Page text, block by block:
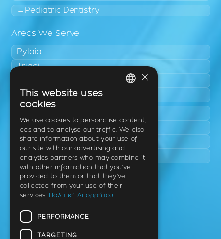
Pediatric Dentistry
Areas We Serve
Pylaia
Triadi
Epanomi
Kalamaria
Panorama
Charilaou
Clinic
Th. Litsa 10 – Tavaki (corner),
Thermi – Thessaloniki
Postal Code 57001
ENGLISH
GERMAN
×
This website uses
cookies
We use cookies to personalise content,
ads and to analyse our traffic. We also
share information about your use of
our site with our advertising and
analytics partners who may combine it
with other information that you’ve
provided to them or that they’ve
collected from your use of their
services.
Πολιτική Απορρήτου
PERFORMANCE
TARGETING